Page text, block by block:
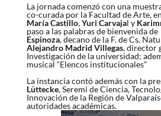
La jornada comenzó con una
co-curada por la Facultad de Arte,
María Castillo,Yuri Carvajal y
paso a las palabras de bienvenida de
Espinoza, decano de la F. de Cs.
Alejandro Madrid Villegas, director
Investigación de la universidad;
musical “Elencos institucionales”
La instancia contó además con la
Lüttecke, Seremi de Ciencia,
Innovación de la Región de
autoridades académicas.